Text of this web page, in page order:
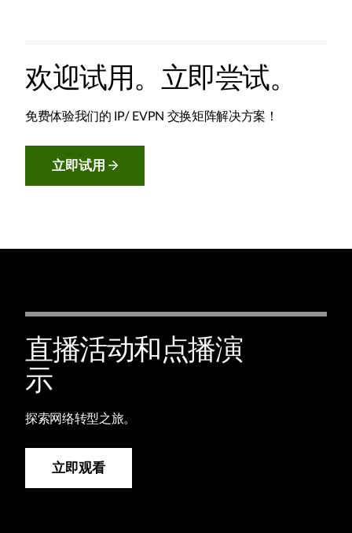
欢迎试用。立即尝试。
免费体验我们的 IP/ EVPN 交换矩阵解决方案！
立即试用
直播活动和点播演
示
探索网络转型之旅。
立即观看